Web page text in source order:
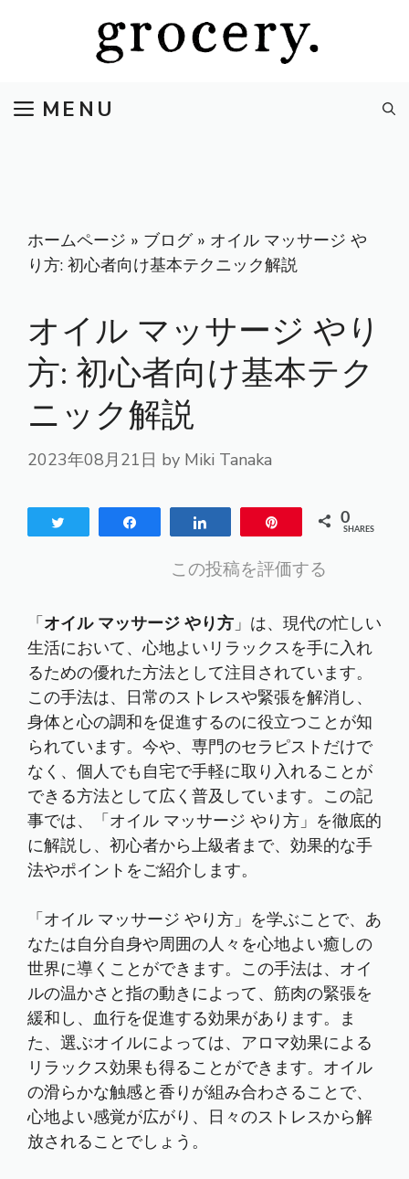
ツ
MENU
ホームページ » ブログ» オイル マッサージ や
り方: 初心者向け基本テクニック解説
オイル マッサージ やり
方: 初心者向け基本テク
ニック解説
2023年08月21日 by Miki Tanaka
0
SHARES
この投稿を評価する
「オイル マッサージ やり方 」は、現代の忙しい
生活において、心地よいリラックスを手に入れ
るための優れた方法として注目されています。
この手法は、日常のストレスや緊張を解消し、
身体と心の調和を促進するのに役立つことが知
られています。今や、専門のセラピストだけで
なく、個人でも自宅で手軽に取り入れることが
できる方法として広く普及しています。この記
事では、「オイル マッサージ やり方」を徹底的
に解説し、初心者から上級者まで、効果的な手
法やポイントをご紹介します。
「オイル マッサージ やり方」を学ぶことで、あ
なたは自分自身や周囲の人々を心地よい癒しの
世界に導くことができます。この手法は、オイ
ルの温かさと指の動きによって、筋肉の緊張を
緩和し、血行を促進する効果があります。ま
た、選ぶオイルによっては、アロマ効果による
リラックス効果も得ることができます。オイル
の滑らかな触感と香りが組み合わさることで、
心地よい感覚が広がり、日々のストレスから解
放されることでしょう。